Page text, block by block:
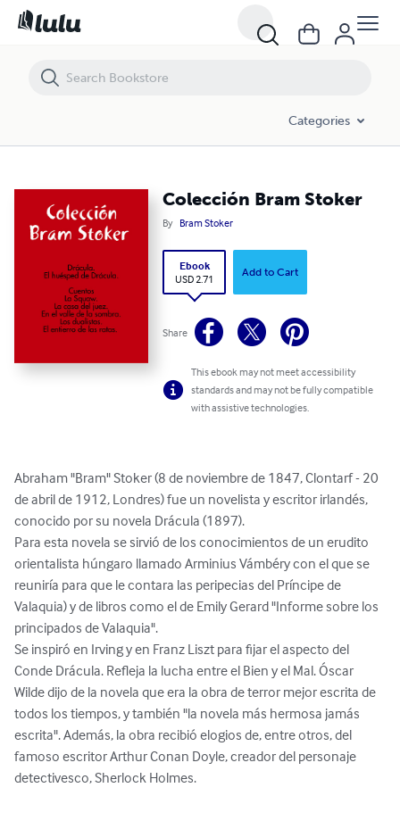
Categories
Colección Bram Stoker
By Bram Stoker
Ebook
USD 2.71
Add to Cart
Share
This ebook may not meet accessibility
standards and may not be fully compatible
with assistive technologies.
Abraham "Bram" Stoker (8 de noviembre de 1847, Clontarf - 20
de abril de 1912, Londres) fue un novelista y escritor irlandés,
conocido por su novela Drácula (1897).
Para esta novela se sirvió de los conocimientos de un erudito
orientalista húngaro llamado Arminius Vámbéry con el que se
reuniría para que le contara las peripecias del Príncipe de
Valaquia) y de libros como el de Emily Gerard "Informe sobre los
principados de Valaquia".
Se inspiró en Irving y en Franz Liszt para fijar el aspecto del
Conde Drácula. Refleja la lucha entre el Bien y el Mal. Óscar
Wilde dijo de la novela que era la obra de terror mejor escrita de
todos los tiempos, y también "la novela más hermosa jamás
escrita". Además, la obra recibió elogios de, entre otros, del
famoso escritor Arthur Conan Doyle, creador del personaje
detectivesco, Sherlock Holmes.
Colección Bram Stoker